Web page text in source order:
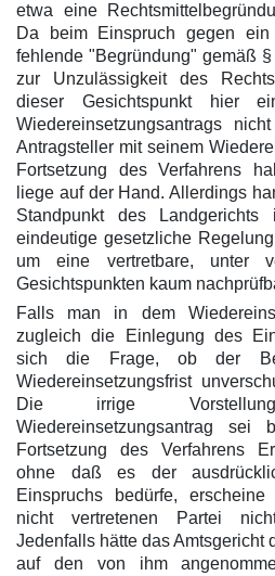
etwa eine
Da beim Einspruch gegen ein
fehlende "Begründung" gemäß
zur Unzulässigkeit des
dieser Gesichtspunkt hier
Wiedereinsetzungsantrags
Antragsteller mit seinem
Fortsetzung des Verfahrens
liege auf der Hand. Allerdings
Standpunkt des
eindeutige gesetzliche
um eine vertretbare, unter
Gesichtspunkten kaum
Falls man in dem
zugleich die Einlegung des
sich die Frage, ob der
Wiedereinsetzungsfrist
Die irrige
Wiedereinsetzungsantrag
Fortsetzung des Verfahrens
ohne daß es der
Einspruchs bedürfe,
nicht vertretenen Partei
Jedenfalls hätte das Amtsgericht
auf den von ihm